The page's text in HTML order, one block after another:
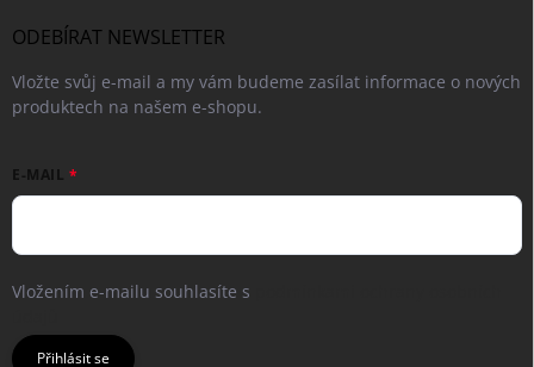
ODEBÍRAT NEWSLETTER
Vložte svůj e-mail a my vám budeme zasílat informace o nových
produktech na našem e-shopu.
E-MAIL
Vložením e-mailu souhlasíte s
Přihlásit se